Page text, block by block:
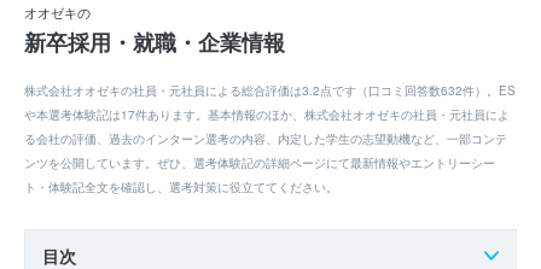
オオゼキの
新卒採用・就職・企業情報
株式会社オオゼキの社員・元社員による総合評価は3.2点です（口コミ回答数632件）。ES
や本選考体験記は17件あります。基本情報のほか、株式会社オオゼキの社員・元社員によ
る会社の評価、過去のインターン選考の内容、内定した学生の志望動機など、一部コンテ
ンツを公開しています。ぜひ、選考体験記の詳細ページにて最新情報やエントリーシー
ト・体験記全文を確認し、選考対策に役立ててください。
目次